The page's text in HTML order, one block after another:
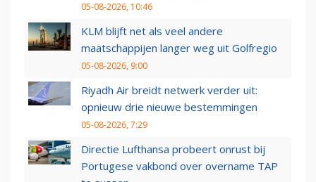
05-08-2026, 10:46
KLM blijft net als veel andere
maatschappijen langer weg uit Golfregio
05-08-2026, 9:00
Riyadh Air breidt netwerk verder uit:
opnieuw drie nieuwe bestemmingen
05-08-2026, 7:29
Directie Lufthansa probeert onrust bij
Portugese vakbond over overname TAP